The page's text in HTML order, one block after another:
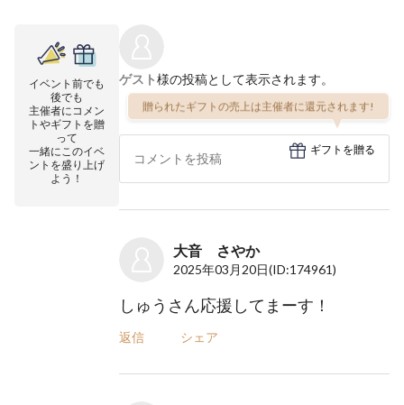
イベント前でも
後でも
主催者にコメン
トやギフトを贈
って
一緒にこのイベ
ントを盛り上げ
よう！
ゲスト様の投稿として表示されます。
贈られたギフトの売上は主催者に還元されます!
ギフトを贈る
大音 さやか
2025年03月20日(ID:174961)
しゅうさん応援してまーす！
返信 シェア